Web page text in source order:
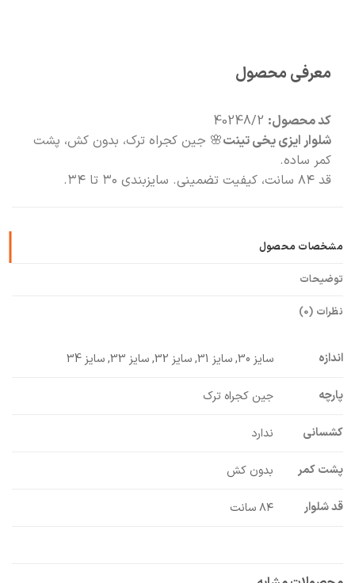
معرفی محصول
کد محصول: 40248/2
شلوار ایزی یخی تینت🌸 جین کجراه ترک، بدون کش، پشت
کمر ساده.
قد ۸۴ سانت، کیفیت تضمینی. سایزبندی ۳۰ تا ۳۴.
مشخصات محصول
توضیحات
نظرات (0)
اندازه سایز 30, سایز 31, سایز 32, سایز 33, سایز 34
پارچه جین کجراه ترک
کشسانی ندارد
پشت کمر بدون کش
قد شلوار ۸۴ سانت